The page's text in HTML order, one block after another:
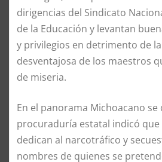
dirigencias del Sindicato
de la Educación y levantan
y privilegios en detrimento de
desventajosa de los maestros
de miseria.
En el panorama Michoacano
procuraduría estatal indicó que
dedican al narcotráfico y
nombres de quienes se